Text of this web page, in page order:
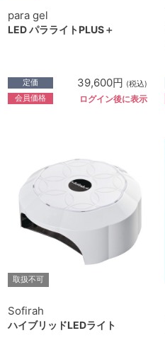
para gel
LED パラライトPLUS＋
定価 39,600円 (税込)
会員価格 ログイン後に表示
取扱不可
Sofirah
ハイブリッドLEDライト